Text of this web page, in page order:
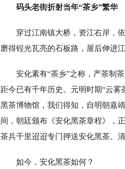
码头老街折射当年“茶乡”繁华
穿过江南镇大桥，资江右岸，
磨得锃光瓦亮的石板路，屋后伸进
安化素有“茶乡”之称，产茶制
距今已有千年历史。元明时期“云雾
黑茶博物馆，我们得知，自明朝嘉
间，朝廷颁布《安化黑茶章程》，
茶兵千里迢迢专门押送安化黑茶。
如今，安化黑茶如何？